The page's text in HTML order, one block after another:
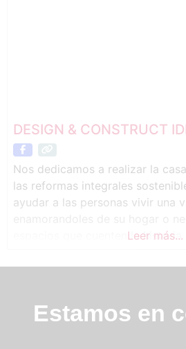
DESIGN & CONSTRUCT
Nos dedicamos a realizar la
las reformas integrales
ayudar a las personas vivir una
espacios que cuenten la historia
equilibrio entre las necesidades
Leer más...
Estamos en